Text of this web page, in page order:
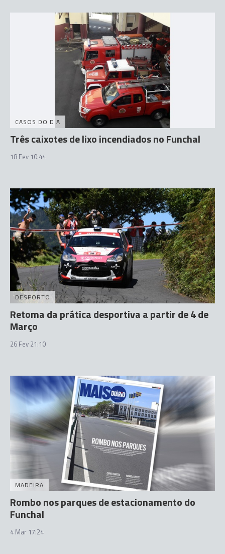
CASOS DO DIA
Três caixotes de lixo incendiados no Funchal
18 Fev 10:44
DESPORTO
Retoma da prática desportiva a partir de 4 de
Março
26 Fev 21:10
MADEIRA
Rombo nos parques de estacionamento do
Funchal
4 Mar 17:24